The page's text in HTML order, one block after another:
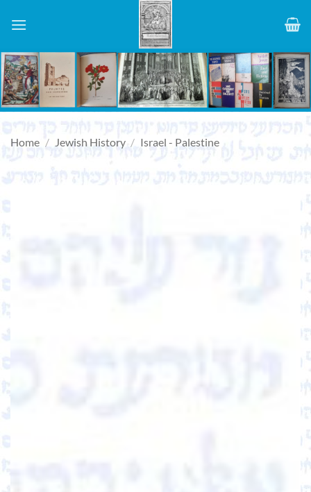
Home / Jewish History / Israel - Palestine